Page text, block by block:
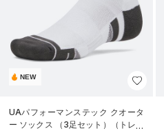
NEW
UAパフォーマンステック クオータ
ー ソックス （3足セット）（トレー